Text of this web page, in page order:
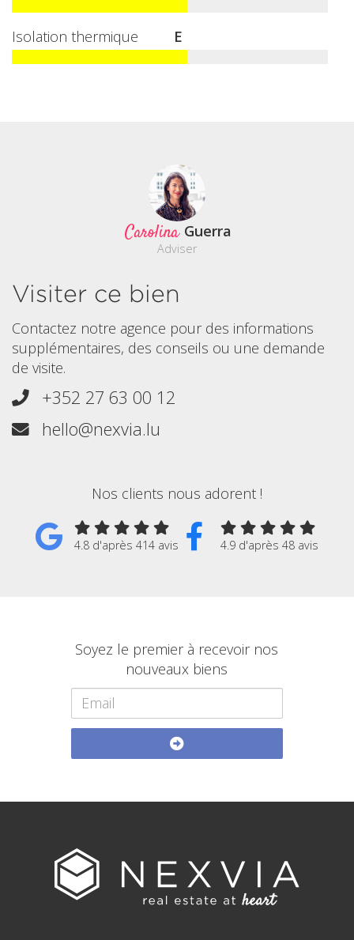
Isolation thermique E
Carolina Guerra
Adviser
Visiter ce bien
Contactez notre agence pour des informations
supplémentaires, des conseils ou une demande
de visite.
+352 27 63 00 12
hello@nexvia.lu
Nos clients nous adorent !
4.8 d'après 414 avis 4.9 d'après 48 avis
Soyez le premier à recevoir nos
nouveaux biens